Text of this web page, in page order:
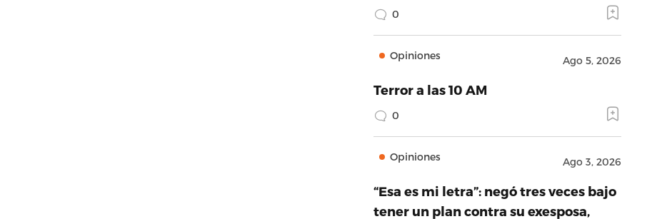
0
Opiniones Ago 5, 2026
Terror a las 10 AM
0
Opiniones Ago 3, 2026
“Esa es mi letra”: negó tres veces bajo
tener un plan contra su exesposa,